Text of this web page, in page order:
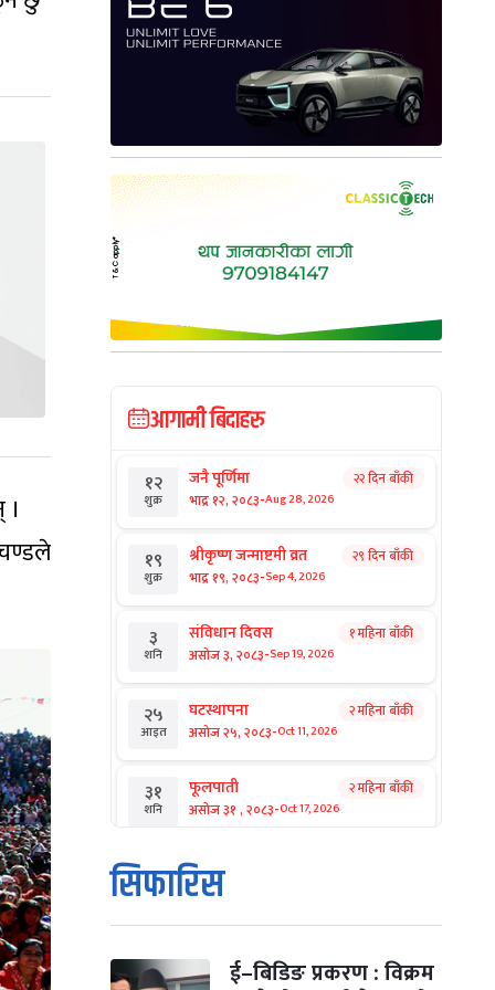
आगामी बिदाहरु
१२
शुक्र
जनै पूर्णिमा
भाद्र १२, २०८३-Aug 28, 2026
२२ दिन बाँकी
१९
शुक्र
श्रीकृष्ण जन्माष्टमी व्रत
भाद्र १९, २०८३-Sep 4, 2026
२९ दिन बाँकी
३
शनि
संविधान दिवस
असोज ३, २०८३-Sep 19, 2026
१ महिना बाँकी
२५
आइत
घटस्थापना
असोज २५, २०८३-Oct 11, 2026
२ महिना बाँकी
३१
शनि
फूलपाती
असोज ३१ , २०८३-Oct 17, 2026
२ महिना बाँकी
१
आइत
कार्तिक सङ्क्रान्ति
कार्तिक १, २०८३
मंगल कार्तिक ३, २०८३-Oct 20, 2026
सिफारिस
ई–बिडिङ प्रकरण : विक्रम